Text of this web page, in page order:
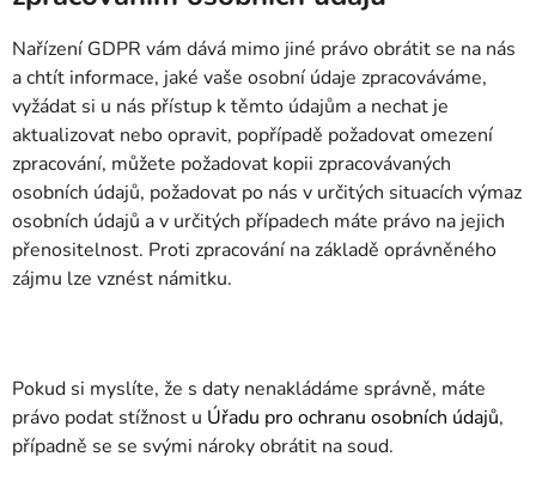
Nařízení GDPR vám dává mimo jiné právo obrátit se na nás
a chtít informace, jaké vaše osobní údaje zpracováváme,
vyžádat si u nás přístup k těmto údajům a nechat je
aktualizovat nebo opravit, popřípadě požadovat omezení
zpracování, můžete požadovat kopii zpracovávaných
osobních údajů, požadovat po nás v určitých situacích výmaz
osobních údajů a v určitých případech máte právo na jejich
přenositelnost. Proti zpracování na základě oprávněného
zájmu lze vznést námitku.
Pokud si myslíte, že s daty nenakládáme správně, máte
právo podat stížnost u Úřadu pro ochranu osobních údajů,
případně se se svými nároky obrátit na soud.